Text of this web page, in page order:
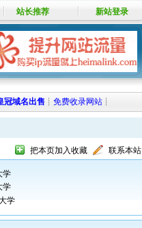
站长推荐 新站登录
冠域名出售 ┊ 免费收录网站 ┊
把本页加入收藏 联系本站
学
学
学